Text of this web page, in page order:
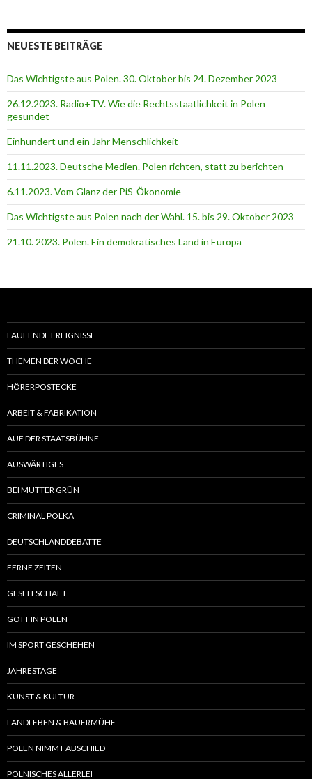
NEUESTE BEITRÄGE
Das Wichtigste aus Polen. 30. Oktober bis 24. Dezember 2023
26.12.2023. Radio+TV. Wie die Rechtsstaatlichkeit in Polen
gesundet
Einhundert und ein Jahr Menschlichkeit
11.11.2023. Deutsche Medien. Polen richten, statt zu berichten
6.11.2023. Vom Glanz der PiS-Ӧkonomie
Das Wichtigste aus Polen nach der Wahl. 15. bis 29. Oktober 2023
21.10. 2023. Polen. Ein demokratisches Land in Europa
LAUFENDE EREIGNISSE
THEMEN DER WOCHE
HÖRERPOSTECKE
ARBEIT & FABRIKATION
AUF DER STAATSBÜHNE
AUSWÄRTIGES
BEI MUTTER GRÜN
CRIMINAL POLKA
DEUTSCHLANDDEBATTE
FERNE ZEITEN
GESELLSCHAFT
GOTT IN POLEN
IM SPORT GESCHEHEN
JAHRESTAGE
KUNST & KULTUR
LANDLEBEN & BAUERMÜHE
POLEN NIMMT ABSCHIED
POLNISCHES ALLERLEI